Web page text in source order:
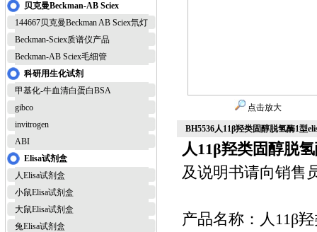
贝克曼Beckman-AB Sciex
144667贝克曼Beckman AB Sciex氘灯
Beckman-Sciex质谱仪产品
Beckman-AB Sciex毛细管
科研用生化试剂
甲基化-牛血清白蛋白BSA
gibco
invitrogen
ABI
Elisa试剂盒
人Elisa试剂盒
小鼠Elisa试剂盒
大鼠Elisa试剂盒
兔Elisa试剂盒
点击放大
BH5536人11β羟类固醇脱氢酶1型
人11β羟类固醇脱
及说明书请向销售
产品名称：人11β